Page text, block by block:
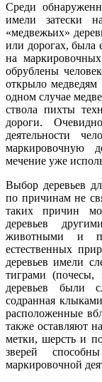
Среди
имели затески
«медвежьих»
или дорогах, была
на
обрублены
открыло
одном случае
ствола пихты
дороги.
деятельности
маркировочную
мечение уже
Выбор деревьев
по причинам не
таких причин
деревьев
животными и
естественных
деревьев имели
тиграми
деревьев были
содранная
расположенные
также оставляют
метки, шерсть и
зверей
маркировочной